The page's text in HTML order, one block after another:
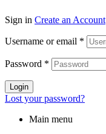
Sign in Create an Account
Username or email *
Password *
Login
Lost your password?
Main menu